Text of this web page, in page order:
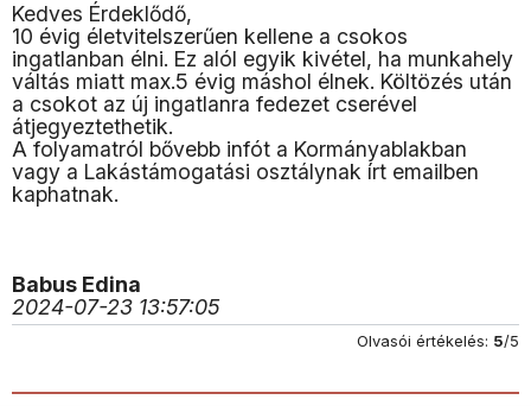
Kedves Érdeklődő,
10 évig életvitelszerűen kellene a csokos
ingatlanban élni. Ez alól egyik kivétel, ha munkahely
váltás miatt max.5 évig máshol élnek. Költözés után
a csokot az új ingatlanra fedezet cserével
átjegyeztethetik.
A folyamatról bővebb infót a Kormányablakban
vagy a Lakástámogatási osztálynak írt emailben
kaphatnak.
Babus Edina
2024-07-23 13:57:05
Olvasói értékelés: 5/5